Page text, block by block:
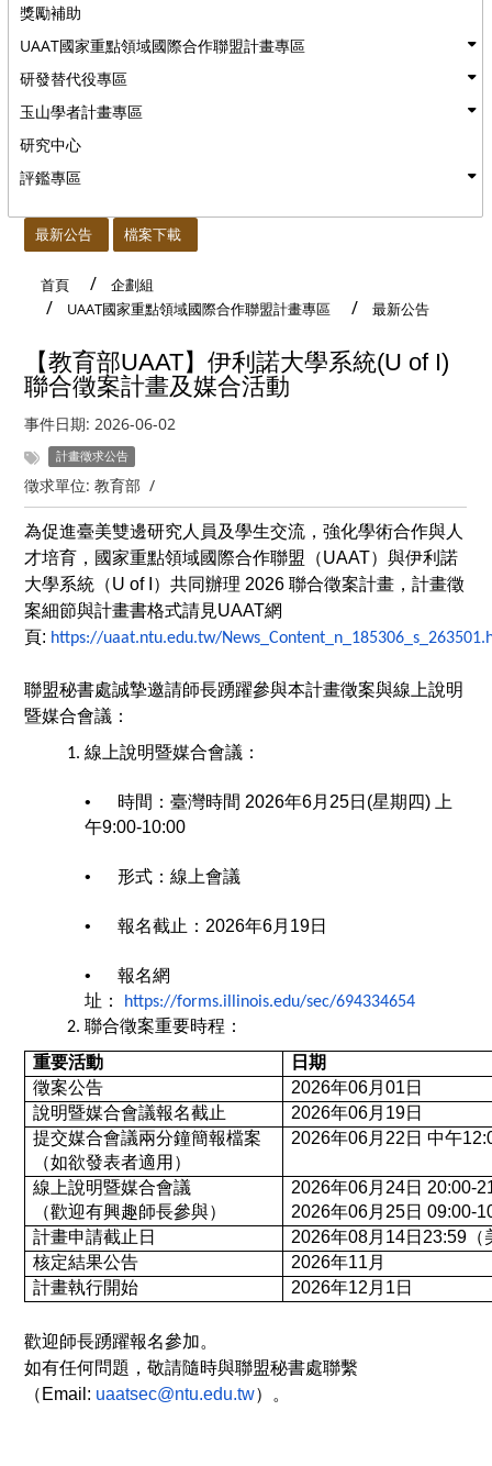
獎勵補助
UAAT國家重點領域國際合作聯盟計畫專區
研發替代役專區
玉山學者計畫專區
研究中心
評鑑專區
最新公告 檔案下載
首頁
企劃組
UAAT國家重點領域國際合作聯盟計畫專區
最新公告
【教育部UAAT】伊利諾大學系統(U of I)
聯合徵案計畫及媒合活動
事件日期: 2026-06-02
計畫徵求公告
徵求單位: 教育部 /
為促進臺美雙邊研究人員及學生交流，強化學術合作與人
才培育， 國家重點領域國際合作聯盟（UAAT）與伊利諾
大學系統（U of I）共同辦理 2026 聯合徵案計畫，計畫徵
案細節與計畫書格式請見UAAT網
頁: https://uaat.ntu.edu.tw/
聯盟秘書處誠摯邀請師長踴躍參與本計畫徵案與線上說明
暨媒合會議：
線上說明暨媒合會議：
• 時間：臺灣時間 2026年6月25日(星期四) 上
午9:00-10:00
• 形式：線上會議
• 報名截止：2026年6月19日
• 報名網
址：
https://forms.illinois.edu/sec/694334654
聯合徵案重要時程：
重要活動
日期
徵案公告
2026年06月01日
說明暨媒合會議報名截止
2026年06月19日
提交媒合會議兩分鐘簡報檔案
（如欲發表者適用）
2026年06月22日 中午
線上說明暨媒合會議
（歡迎有興趣師長參與）
2026年06月24日 20:00-
2026年06月25日 09:00-
計畫申請截止日
2026年08月14日23:59（
核定結果公告
2026年11月
計畫執行開始
2026年12月1日
歡迎師長踴躍報名參加。
如有任何問題，敬請隨時與聯盟秘書處聯繫
（Email: uaatsec@ntu.edu.tw）。